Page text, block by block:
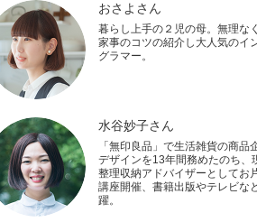
おさよさん
暮らし上手の２児の母。無理な
家事のコツの紹介し大人気のイ
グラマー。
水谷妙子さん
「無印良品」で生活雑貨の商品
デザインを13年間務めたのち、
整理収納アドバイザーとしてお
講座開催、書籍出版やテレビな
躍。